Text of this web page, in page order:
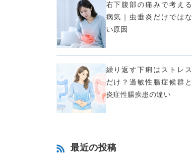
右下腹部の痛みで考える
病気｜虫垂炎だけではな
い原因
繰り返す下痢はストレス
だけ？過敏性腸症候群と
炎症性腸疾患の違い
最近の投稿